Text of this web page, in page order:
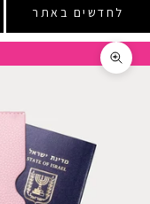
לחדשים באתר
תקריב